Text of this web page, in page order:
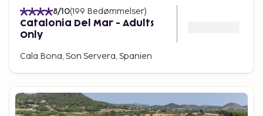
8/10(199 Bedømmelser)
Catalonia Del Mar - Adults
Only
Cala Bona, Son Servera, Spanien